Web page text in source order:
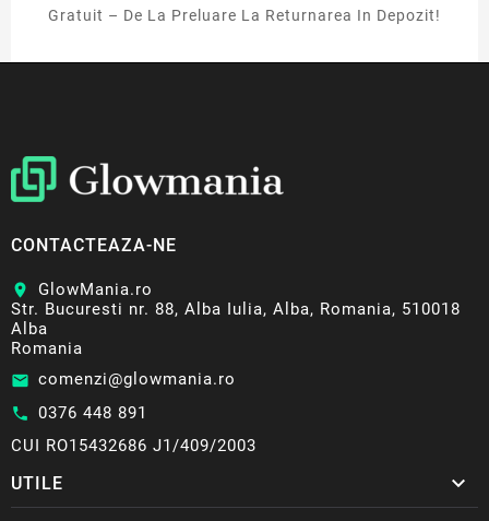
Gratuit – De La Preluare La Returnarea In Depozit!
CONTACTEAZA-NE
location_on
GlowMania.ro
Str. Bucuresti nr. 88, Alba Iulia, Alba, Romania, 510018
Alba
Romania
email comenzi@glowmania.ro
call 0376 448 891
CUI RO15432686 J1/409/2003
UTILE 